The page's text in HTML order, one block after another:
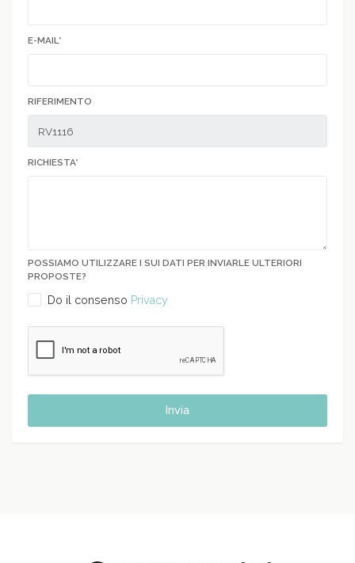
E-MAIL*
RIFERIMENTO
RICHIESTA*
POSSIAMO UTILIZZARE I SUI DATI PER INVIARLE ULTERIORI
PROPOSTE?
Do il consenso Privacy
Invia